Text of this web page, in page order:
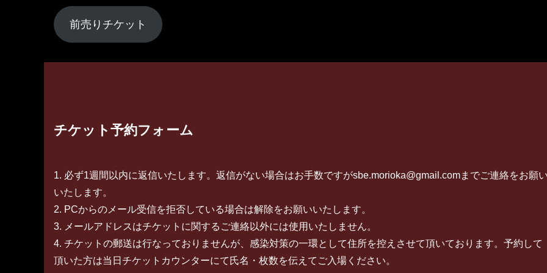
前売りチケット
チケット予約フォーム
1. 必ず1週間以内に返信いたします。返信がない場合はお手数ですがsbe.morioka@gmail.comまでご連絡をお願
いたします。
2. PCからのメール受信を拒否している場合は解除をお願いいたします。
3. メールアドレスはチケットに関するご連絡以外には使用いたしません。
4. チケットの郵送は行なっておりませんが、感染対策の一環として住所を控えさせて頂いております。予約して
頂いた方は当日チケットカウンターにて氏名・枚数を伝えてご入場ください。